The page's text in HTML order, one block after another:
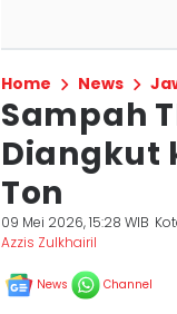
Home News
Sampah
Diangkut
Ton
09 Mei 2026, 15:28 WIB
Azzis Zulkhairil
News Channel